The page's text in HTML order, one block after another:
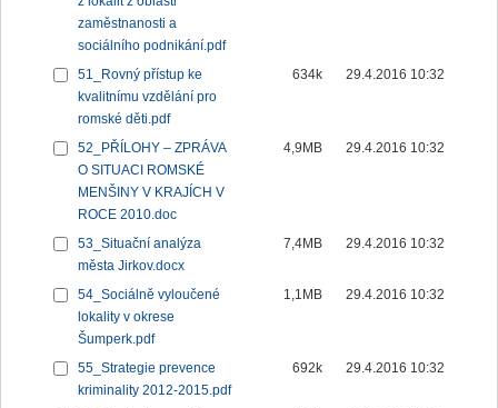
zaměstnanosti a
sociálního podnikání.pdf
51_Rovný přístup ke
kvalitnímu vzdělání pro
romské děti.pdf
634k 29.4.2016 10:32
52_PŘÍLOHY – ZPRÁVA
O SITUACI ROMSKÉ
MENŠINY V KRAJÍCH V
ROCE 2010.doc
4,9MB 29.4.2016 10:32
53_Situační analýza
města Jirkov.docx
7,4MB 29.4.2016 10:32
54_Sociálně vyloučené
lokality v okrese
Šumperk.pdf
1,1MB 29.4.2016 10:32
55_Strategie prevence
kriminality 2012-2015.pdf
692k 29.4.2016 10:32